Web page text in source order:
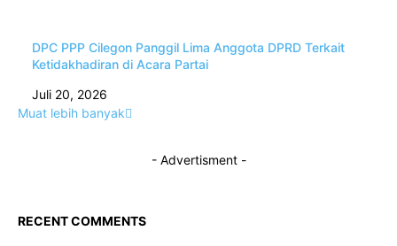
DPC PPP Cilegon Panggil Lima Anggota DPRD Terkait
Ketidakhadiran di Acara Partai
Juli 20, 2026
Muat lebih banyak
- Advertisment -
RECENT COMMENTS